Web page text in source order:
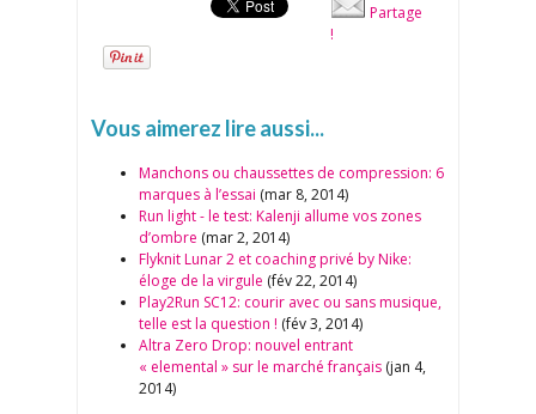
Partage
!
Vous aimerez lire aussi...
Manchons ou chaussettes de compression: 6
marques à l’essai (mar 8, 2014)
Run light - le test: Kalenji allume vos zones
d’ombre (mar 2, 2014)
Flyknit Lunar 2 et coaching privé by Nike:
éloge de la virgule (fév 22, 2014)
Play2Run SC12: courir avec ou sans musique,
telle est la question ! (fév 3, 2014)
Altra Zero Drop: nouvel entrant
« elemental » sur le marché français (jan 4,
2014)